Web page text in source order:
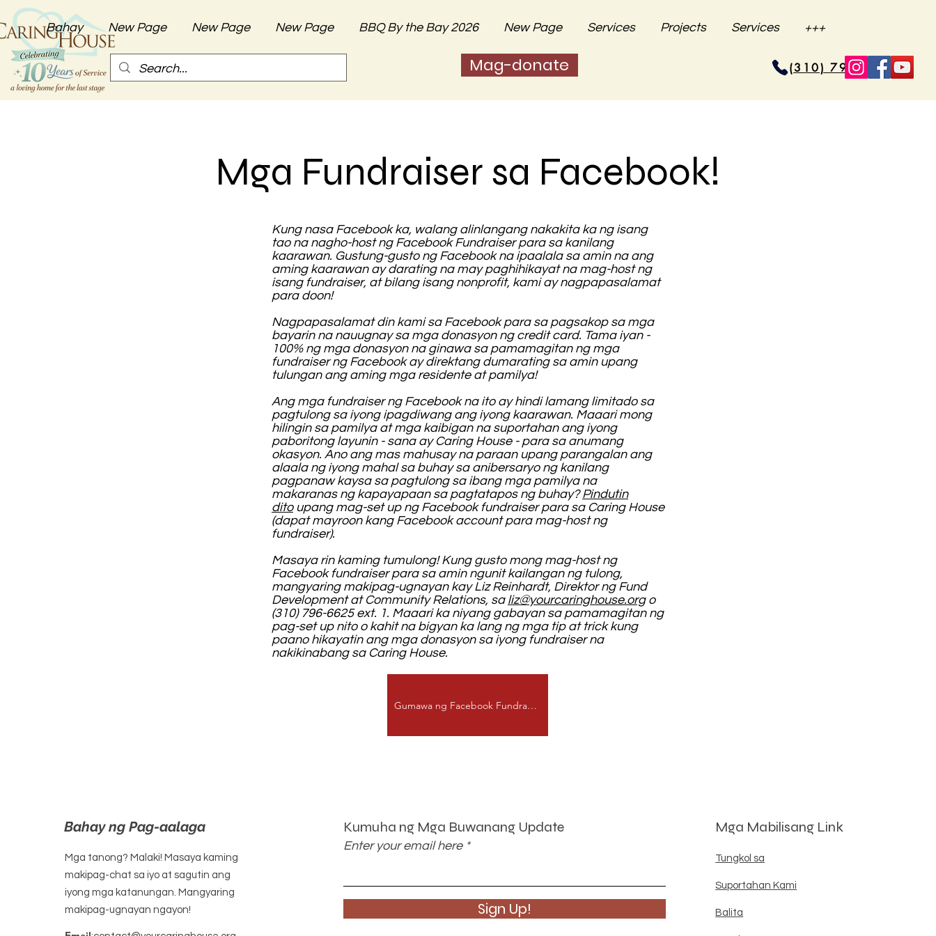
Bahay New Page New Page New Page BBQ By the Bay 2026 New Page Services Projects Services +++
Mag-donate (310) 796-6625
Mga Fundraiser sa Facebook!
Kung nasa Facebook ka, walang alinlangang nakakita ka ng isang
tao na nagho-host ng Facebook Fundraiser para sa kanilang
kaarawan. Gustung-gusto ng Facebook na ipaalala sa amin na ang
aming kaarawan ay darating na may paghihikayat na mag-host ng
isang fundraiser, at bilang isang nonprofit, kami ay nagpapasalamat
para doon!
Nagpapasalamat din kami sa Facebook para sa pagsakop sa mga
bayarin na nauugnay sa mga donasyon ng credit card. Tama iyan -
100% ng mga donasyon na ginawa sa pamamagitan ng mga
fundraiser ng Facebook ay direktang dumarating sa amin upang
tulungan ang aming mga residente at pamilya!
Ang mga fundraiser ng Facebook na ito ay hindi lamang limitado sa
pagtulong sa iyong ipagdiwang ang iyong kaarawan. Maaari mong
hilingin sa pamilya at mga kaibigan na suportahan ang iyong
paboritong layunin - sana ay Caring House - para sa anumang
okasyon. Ano ang mas mahusay na paraan upang parangalan ang
alaala ng iyong mahal sa buhay sa anibersaryo ng kanilang
pagpanaw kaysa sa pagtulong sa ibang mga pamilya na
makaranas ng kapayapaan sa pagtatapos ng buhay?Pindutin
ditoupang mag-set up ng Facebook fundraiser para sa Caring House
(dapat mayroon kang Facebook account para mag-host ng
fundraiser).
Masaya rin kaming tumulong! Kung gusto mong mag-host ng
Facebook fundraiser para sa amin ngunit kailangan ng tulong,
mangyaring makipag-ugnayan kay Liz Reinhardt, Direktor ng Fund
Development at Community Relations, sa liz@yourcaringhouse.orgo
(310) 796-6625 ext. 1. Maaari ka niyang gabayan sa pamamagitan ng
pag-set up nito o kahit na bigyan ka lang ng mga tip at trick kung
paano hikayatin ang mga donasyon sa iyong fundraiser na
nakikinabang sa Caring House.
Gumawa ng Facebook Fundraiser
Bahay ng Pag-aalaga
Mga tanong? Malaki! Masaya kaming
makipag-chat sa iyo at sagutin ang
iyong mga katanungan. Mangyaring
makipag-ugnayan ngayon!
Kumuha ng Mga Buwanang Update
Enter your email here
Sign Up!
Mga Mabilisang Link
Tungkol sa
Suportahan Kami
Balita